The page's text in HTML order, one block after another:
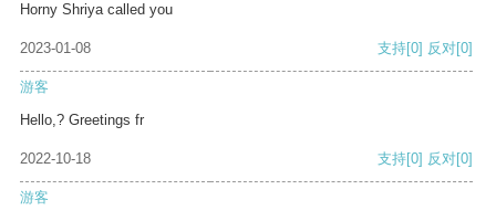
Horny Shriya called you
2023-01-08 支持[0] 反对[0]
游客
Hello,? Greetings fr
2022-10-18 支持[0] 反对[0]
游客